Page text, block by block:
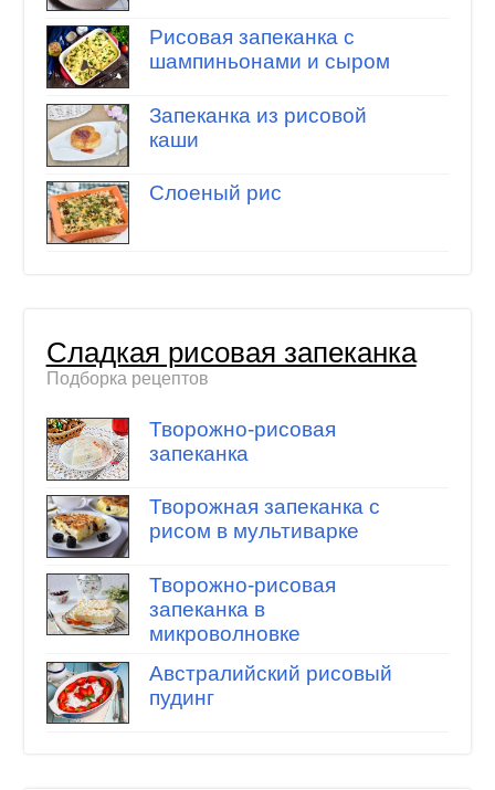
Рисовая запеканка с
шампиньонами и сыром
Запеканка из рисовой
каши
Слоеный рис
Сладкая рисовая запеканка
Подборка рецептов
Творожно-рисовая
запеканка
Творожная запеканка с
рисом в мультиварке
Творожно-рисовая
запеканка в
микроволновке
Австралийский рисовый
пудинг